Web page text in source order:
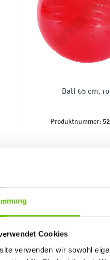
Cookies
verwenden wir sowohl
Ball 65 cm,
Produktnummer:
20,90 €